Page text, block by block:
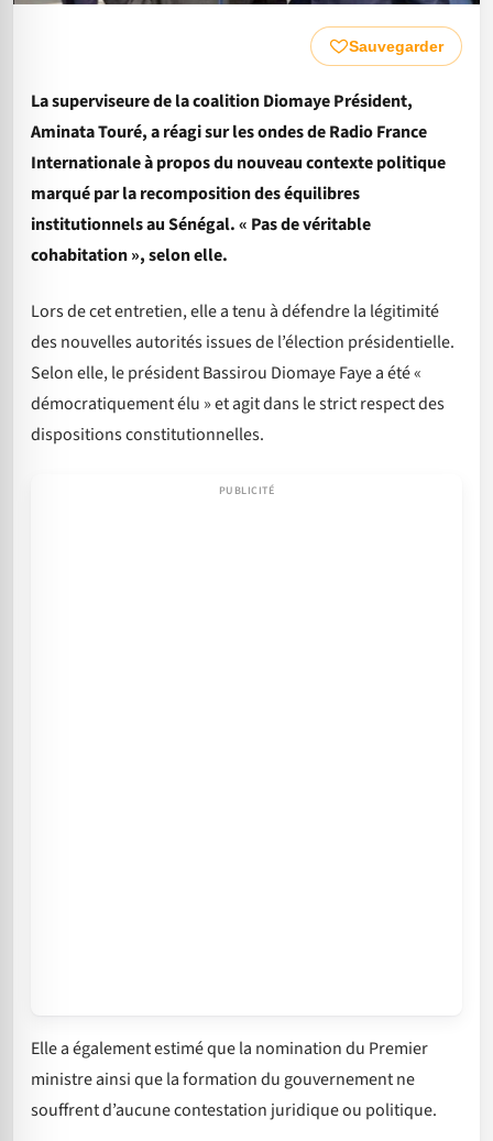
Sauvegarder
La superviseure de la coalition Diomaye Président,
Aminata Touré, a réagi sur les ondes de Radio France
Internationale à propos du nouveau contexte politique
marqué par la recomposition des équilibres
institutionnels au Sénégal.« Pas de véritable
cohabitation », selon elle.
Lors de cet entretien, elle a tenu à défendre la légitimité
des nouvelles autorités issues de l’élection présidentielle.
Selon elle, le président Bassirou Diomaye Faye a été «
démocratiquement élu » et agit dans le strict respect des
dispositions constitutionnelles.
Elle a également estimé que la nomination du Premier
ministre ainsi que la formation du gouvernement ne
souffrent d’aucune contestation juridique ou politique.